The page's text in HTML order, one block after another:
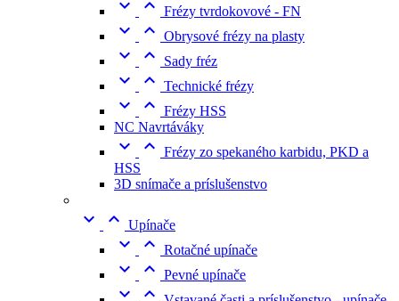
  Frézy tvrdokovové - FN
  Obrysové frézy na plasty
  Sady fréz
  Technické frézy
  Frézy HSS
NC Navrtáváky
  Frézy zo spekaného karbidu, PKD a
HSS
3D snímače a príslušenstvo
  Upínače
  Rotačné upínače
  Pevné upínače
 